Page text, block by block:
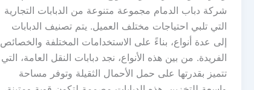
شركة دباب الدمام مجموعة متنوعة من الدبابات التجارية
التي تلبي احتياجات مختلف العميل. يتم تصنيف الدبابات
إلى عدة أنواع، بناءً على الاستخدامات المختلفة والخصائص
الفريدة. من بين هذه الأنواع، نجد دبابات النقل العامة، التي
تتميز بقدرتها على حمل الأحمال الثقيلة وتوفر مساحة